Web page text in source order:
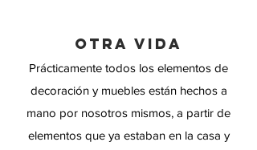
OTRA VIDA
Prácticamente todos los elementos de
decoración y muebles están hechos a
mano por nosotros mismos, a partir de
elementos que ya estaban en la casa y